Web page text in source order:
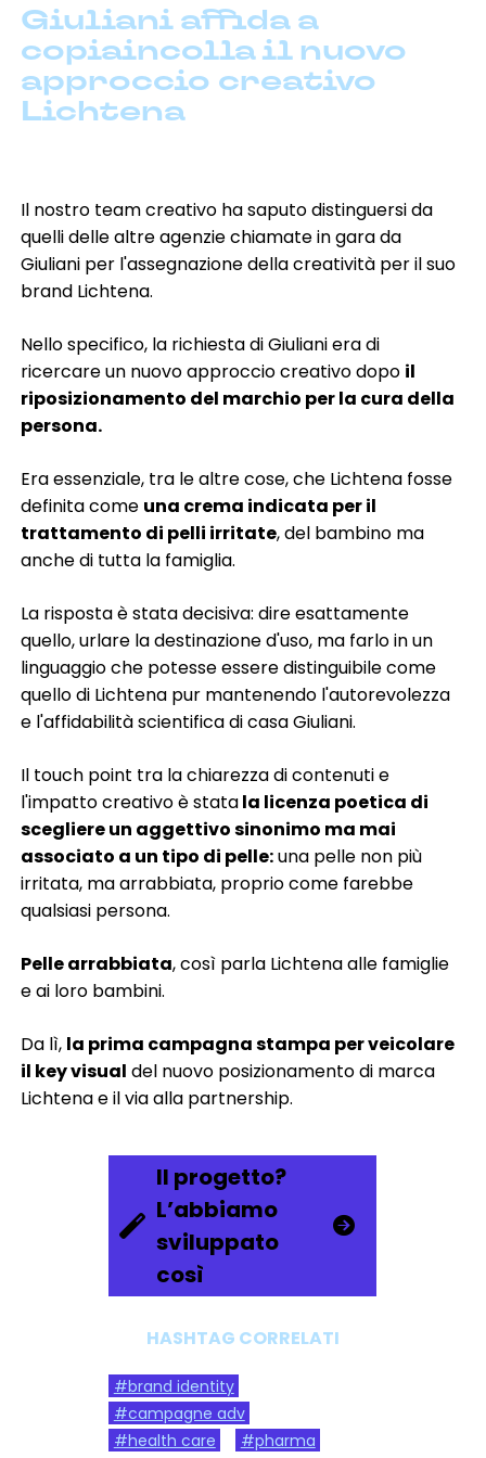
Giuliani affida a
copiaincolla il nuovo
approccio creativo
Lichtena
Il nostro team creativo ha saputo distinguersi da
quelli delle altre agenzie chiamate in gara da
Giuliani per l'assegnazione della creatività per il suo
brand Lichtena.
Nello specifico, la richiesta di Giuliani era di
ricercare un nuovo approccio creativo dopo il
riposizionamento del marchio per la cura della
persona.
Era essenziale, tra le altre cose, che Lichtena fosse
definita come una crema indicata per il
trattamento di pelli irritate, del bambino ma
anche di tutta la famiglia.
La risposta è stata decisiva: dire esattamente
quello, urlare la destinazione d'uso, ma farlo in un
linguaggio che potesse essere distinguibile come
quello di Lichtena pur mantenendo l'autorevolezza
e l'affidabilità scientifica di casa Giuliani.
Il touch point tra la chiarezza di contenuti e
l'impatto creativo è statala licenza poetica di
scegliere un aggettivo sinonimo ma mai
associato a un tipo di pelle:una pelle non più
irritata, ma arrabbiata, proprio come farebbe
qualsiasi persona.
Pelle arrabbiata, così parla Lichtena alle famiglie
e ai loro bambini.
Da lì, la prima campagna stampa per veicolare
il key visual del nuovo posizionamento di marca
Lichtena e il via alla partnership.
Il progetto?
L’abbiamo
sviluppato
così
HASHTAG CORRELATI
#brand identity
#campagne adv
#health care
#pharma
digital marketing & SEO-GEO
e-commerce
event & exhibition design
influencer marketing
marketing B2B
marketing automation & CRM
media planning
promo & activation
automotive agricoltura beauty
cleaning
credito & finanza
family lifestyle
fashion
food & beverage
servizi
software & IT turismo